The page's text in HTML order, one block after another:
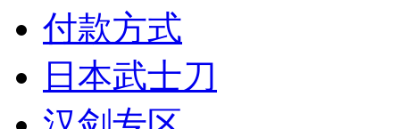
付款方式
日本武士刀